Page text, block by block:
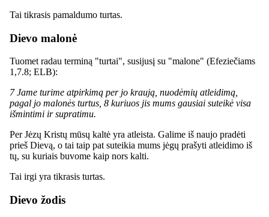
Tai tikrasis pamaldumo turtas.
Dievo malonė
Tuomet radau terminą "turtai", susijusį su "malone" (Efeziečiams
1,7.8; ELB):
7 Jame turime atpirkimą per jo kraują, nuodėmių atleidimą,
pagal jo malonės turtus, 8 kuriuos jis mums gausiai suteikė visa
išmintimi ir supratimu.
Per Jėzų Kristų mūsų kaltė yra atleista. Galime iš naujo pradėti
prieš Dievą, o tai taip pat suteikia mums jėgų prašyti atleidimo iš
tų, su kuriais buvome kaip nors kalti.
Tai irgi yra tikrasis turtas.
Dievo žodis